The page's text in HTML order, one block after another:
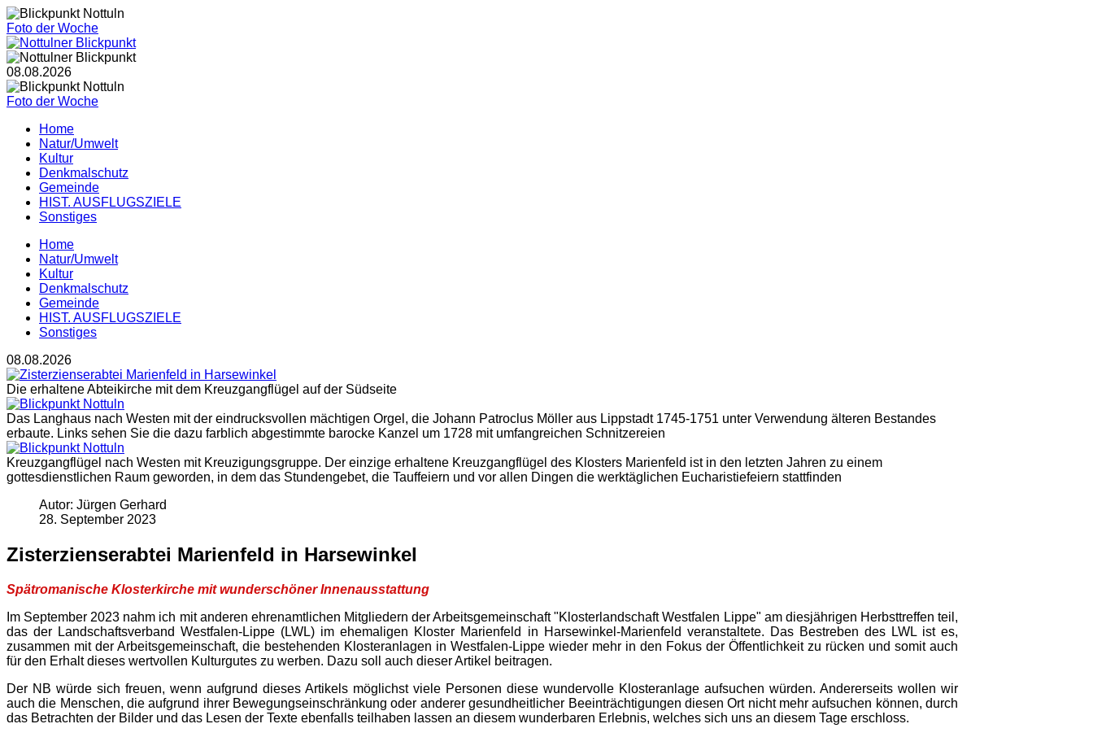
Foto der Woche
08.08.2026
Foto der Woche
Home
Natur/Umwelt
Kultur
Denkmalschutz
Gemeinde
HIST. AUSFLUGSZIELE
Sonstiges
Home
Natur/Umwelt
Kultur
Denkmalschutz
Gemeinde
HIST. AUSFLUGSZIELE
Sonstiges
08.08.2026
Die erhaltene Abteikirche mit dem Kreuzgangflügel auf der Südseite
Das Langhaus nach Westen mit der eindrucksvollen mächtigen Orgel, die Johann Patroclus Möller aus Lippstadt 1745-1751 unter Verwendung älteren Bestandes
erbaute. Links sehen Sie die dazu farblich abgestimmte barocke Kanzel um 1728 mit umfangreichen Schnitzereien
Kreuzgangflügel nach Westen mit Kreuzigungsgruppe. Der einzige erhaltene Kreuzgangflügel des Klosters Marienfeld ist in den letzten Jahren zu einem
gottesdienstlichen Raum geworden, in dem das Stundengebet, die Tauffeiern und vor allen Dingen die werktäglichen Eucharistiefeiern stattfinden
Autor: Jürgen Gerhard
28. September 2023
Zisterzienserabtei Marienfeld in Harsewinkel
Spätromanische Klosterkirche mit wunderschöner Innenausstattung
Im September 2023 nahm ich mit anderen ehrenamtlichen Mitgliedern der Arbeitsgemeinschaft "Klosterlandschaft Westfalen Lippe" am diesjährigen Herbsttreffen teil,
das der Landschaftsverband Westfalen-Lippe (LWL) im ehemaligen Kloster Marienfeld in Harsewinkel-Marienfeld veranstaltete. Das Bestreben des LWL ist es,
zusammen mit der Arbeitsgemeinschaft, die bestehenden Klosteranlagen in Westfalen-Lippe wieder mehr in den Fokus der Öffentlichkeit zu rücken und somit auch
für den Erhalt dieses wertvollen Kulturgutes zu werben. Dazu soll auch dieser Artikel beitragen.
Der NB würde sich freuen, wenn aufgrund dieses Artikels möglichst viele Personen diese wundervolle Klosteranlage aufsuchen würden. Andererseits wollen wir
auch die Menschen, die aufgrund ihrer Bewegungseinschränkung oder anderer gesundheitlicher Beeinträchtigungen diesen Ort nicht mehr aufsuchen können, durch
das Betrachten der Bilder und das Lesen der Texte ebenfalls teilhaben lassen an diesem wunderbaren Erlebnis, welches sich uns an diesem Tage erschloss.